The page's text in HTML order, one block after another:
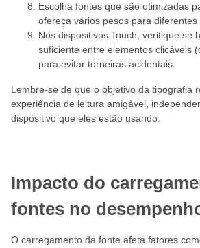
Escolha fontes que são otimizadas
ofereça vários pesos para diferentes
Nos dispositivos Touch, verifique se
suficiente entre elementos clicáveis
para evitar torneiras acidentais.
Lembre-se de que o objetivo da tipografia
experiência de leitura amigável,
dispositivo que eles estão usando.
Impacto do
fontes no
O carregamento da fonte afeta fatores